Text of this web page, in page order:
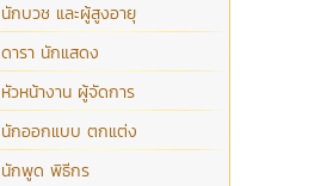
นักบวช และผู้สูงอายุ
ดารา นักแสดง
หัวหน้างาน ผู้จัดการ
นักออกแบบ ตกแต่ง
นักพูด พิธีกร